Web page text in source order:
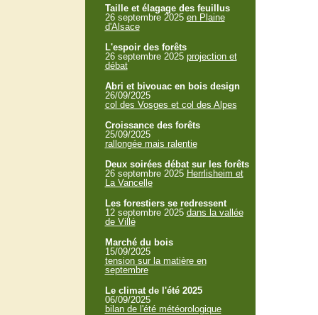
Taille et élagage des feuillus
26 septembre 2025 en Plaine
d'Alsace
L'espoir des forêts
26 septembre 2025 projection et
débat
Abri et bivouac en bois design
26/09/2025
col des Vosges et col des Alpes
Croissance des forêts
25/09/2025
rallongée mais ralentie
Deux soirées débat sur les forêts
26 septembre 2025 Herrlisheim et
La Vancelle
Les forestiers se redressent
12 septembre 2025 dans la vallée
de Villé
Marché du bois
15/09/2025
tension sur la matière en
septembre
Le climat de l'été 2025
06/09/2025
bilan de l'été météorologique